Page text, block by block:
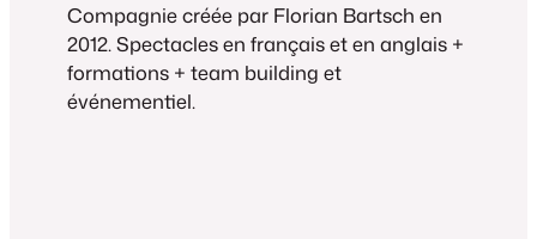
Compagnie créée par Florian Bartsch en
2012. Spectacles en français et en anglais +
formations + team building et
événementiel.